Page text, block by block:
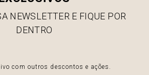
NEWSLETTER E FIQUE POR
DENTRO
com outros descontos e ações.